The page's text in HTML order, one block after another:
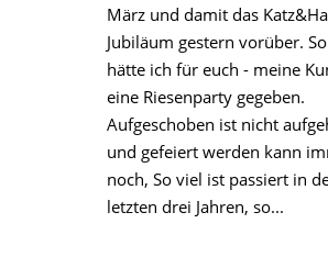
März und damit das
Jubiläum gestern vorüber.
hätte ich für euch - meine
eine Riesenparty gegeben.
Aufgeschoben ist nicht
und gefeiert werden kann
noch, So viel ist passiert in
letzten drei Jahren, so...